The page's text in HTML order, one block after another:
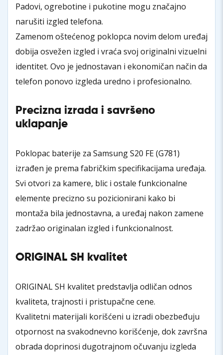
Padovi, ogrebotine i pukotine mogu značajno
narušiti izgled telefona.
Zamenom oštećenog poklopca novim delom uređaj
dobija osvežen izgled i vraća svoj originalni vizuelni
identitet. Ovo je jednostavan i ekonomičan način da
telefon ponovo izgleda uredno i profesionalno.
Precizna izrada i savršeno
uklapanje
Poklopac baterije za Samsung S20 FE (G781)
izrađen je prema fabričkim specifikacijama uređaja.
Svi otvori za kamere, blic i ostale funkcionalne
elemente precizno su pozicionirani kako bi
montaža bila jednostavna, a uređaj nakon zamene
zadržao originalan izgled i funkcionalnost.
ORIGINAL SH kvalitet
ORIGINAL SH kvalitet predstavlja odličan odnos
kvaliteta, trajnosti i pristupačne cene.
Kvalitetni materijali korišćeni u izradi obezbeđuju
otpornost na svakodnevno korišćenje, dok završna
obrada doprinosi dugotrajnom očuvanju izgleda